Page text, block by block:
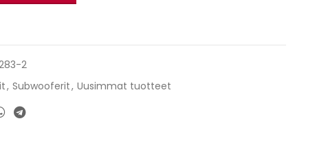
2
, Subwooferit, Uusimmat tuotteet